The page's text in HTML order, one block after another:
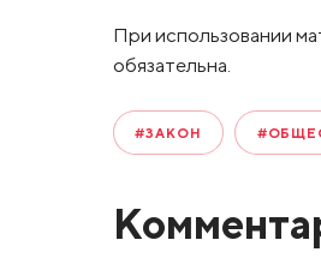
При использовании
обязательна.
#ЗАКОН